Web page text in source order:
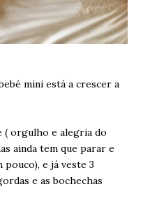
mini está a crescer a
( orgulho e alegria do
ainda tem que parar e
e já veste 3
e as bochechas